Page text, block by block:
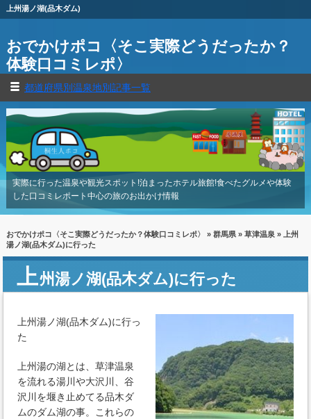
上州湯ノ湖(品木ダム)
おでかけポコ〈そこ実際どうだったか？
体験口コミレポ〉
都道府県別温泉地別記事一覧
実際に行った温泉や観光スポット!泊まったホテル旅館!食べたグルメや体験
した口コミレポート中心の旅のお出かけ情報
おでかけポコ〈そこ実際どうだったか？体験口コミレポ〉 » 群馬県» 草津温泉 » 上州
湯ノ湖(品木ダム)に行った
上州湯ノ湖(品木ダム)に行った
上州湯ノ湖(品木ダム)に行っ
た
上州湯の湖とは、草津温泉
を流れる湯川や大沢川、谷
沢川を堰き止めてる品木ダ
ムのダム湖の事。これらの